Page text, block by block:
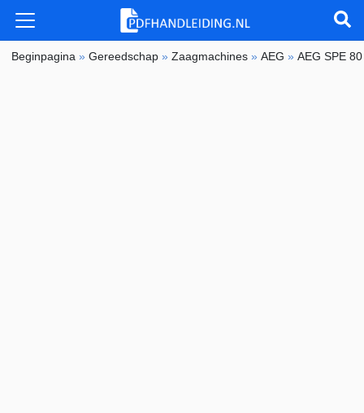
Beginpagina »Gereedschap »Zaagmachines »AEG »AEG SPE 80